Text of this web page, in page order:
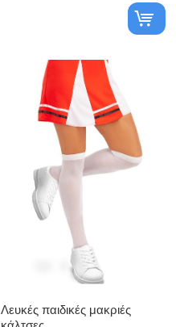
Λευκές παιδικές μακριές